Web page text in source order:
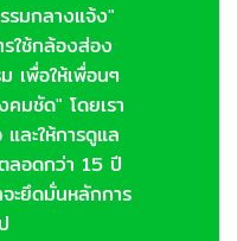
รมกลางแจ้ง"
ใช้กล้องส่อง
เพื่อให้เพื่อนๆ
คมชัด" โดยเรา
และให้การดูแล
ลอดกว่า 15 ปี
ะยึดมั่นหลักการ